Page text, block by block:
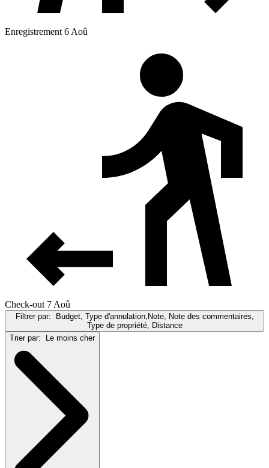
Enregistrement 6 Aoû
Check-out 7 Aoû
Filtrer par:
Budget, Type d'annulation,Note, Note des commentaires,
Type de propriété, Distance
Trier par:
Le moins cher